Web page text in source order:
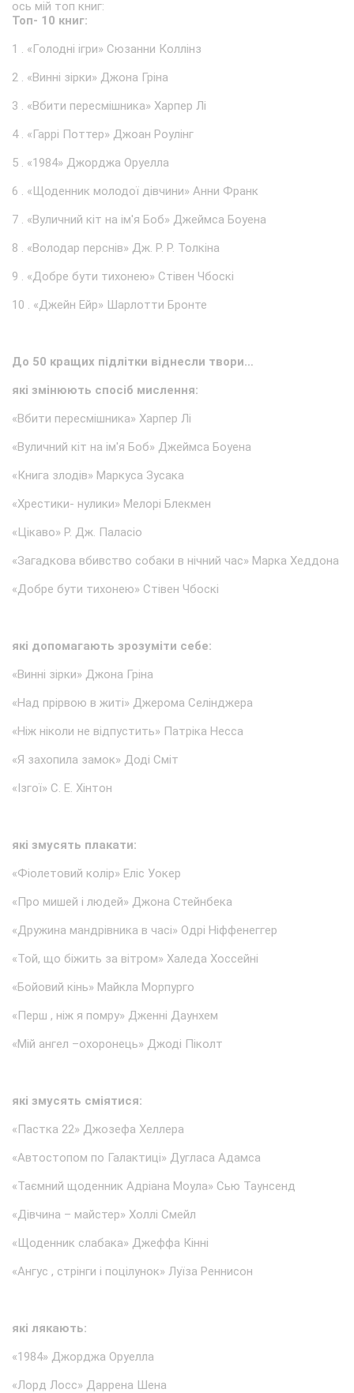
ось мій топ книг:
Топ- 10 книг:
1 . «Голодні ігри» Сюзанни Коллінз
2 . «Винні зірки» Джона Гріна
3 . «Вбити пересмішника» Харпер Лі
4 . «Гаррі Поттер» Джоан Роулінг
5 . «1984» Джорджа Оруелла
6 . «Щоденник молодої дівчини» Анни Франк
7 . «Вуличний кіт на ім'я Боб» Джеймса Боуена
8 . «Володар перснів» Дж. Р. Р. Толкіна
9 . «Добре бути тихонею» Стівен Чбоскі
10 . «Джейн Ейр» Шарлотти Бронте
До 50 кращих підлітки віднесли твори…
які змінюють спосіб мислення:
«Вбити пересмішника» Харпер Лі
«Вуличний кіт на ім'я Боб» Джеймса Боуена
«Книга злодів» Маркуса Зусака
«Хрестики- нулики» Мелорі Блекмен
«Цікаво» Р. Дж. Паласіо
«Загадкова вбивство собаки в нічний час» Марка Хеддона
«Добре бути тихонею» Стівен Чбоскі
які допомагають зрозуміти себе:
«Винні зірки» Джона Гріна
«Над прірвою в житі» Джерома Селінджера
«Ніж ніколи не відпустить» Патріка Несса
«Я захопила замок» Доді Сміт
«Ізгої» С. Е. Хінтон
які змусять плакати:
«Фіолетовий колір» Еліс Уокер
«Про мишей і людей» Джона Стейнбека
«Дружина мандрівника в часі» Одрі Ніффенеггер
«Той, що біжить за вітром» Халеда Хоссейні
«Бойовий кінь» Майкла Морпурго
«Перш , ніж я помру» Дженні Даунхем
«Мій ангел –охоронець» Джоді Піколт
які змусять сміятися:
«Пастка 22» Джозефа Хеллера
«Автостопом по Галактиці» Дугласа Адамса
«Таємний щоденник Адріана Моула» Сью Таунсенд
«Дівчина – майстер» Холлі Смейл
«Щоденник слабака» Джеффа Кінні
«Ангус , стрінги і поцілунок» Луїза Реннисон
які лякають:
«1984» Джорджа Оруелла
«Лорд Лосс» Даррена Шена